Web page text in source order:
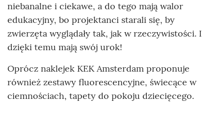
niebanalne i ciekawe, a do tego mają walor
edukacyjny, bo projektanci starali się, by
zwierzęta wyglądały tak, jak w rzeczywistości. I
dzięki temu mają swój urok!
Oprócz naklejek KEK Amsterdam proponuje
również zestawy fluorescencyjne, świecące w
ciemnościach, tapety do pokoju dziecięcego.